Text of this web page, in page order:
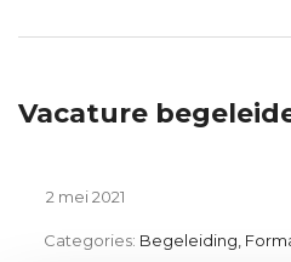
Vacature
2 mei 2021
Categories: Begeleiding,